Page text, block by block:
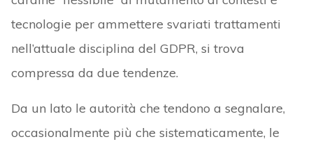
tecnologie per ammettere svariati trattamenti
nell’attuale disciplina del GDPR, si trova
compressa da due tendenze.
Da un lato le autorità che tendono a segnalare,
occasionalmente più che sistematicamente, le